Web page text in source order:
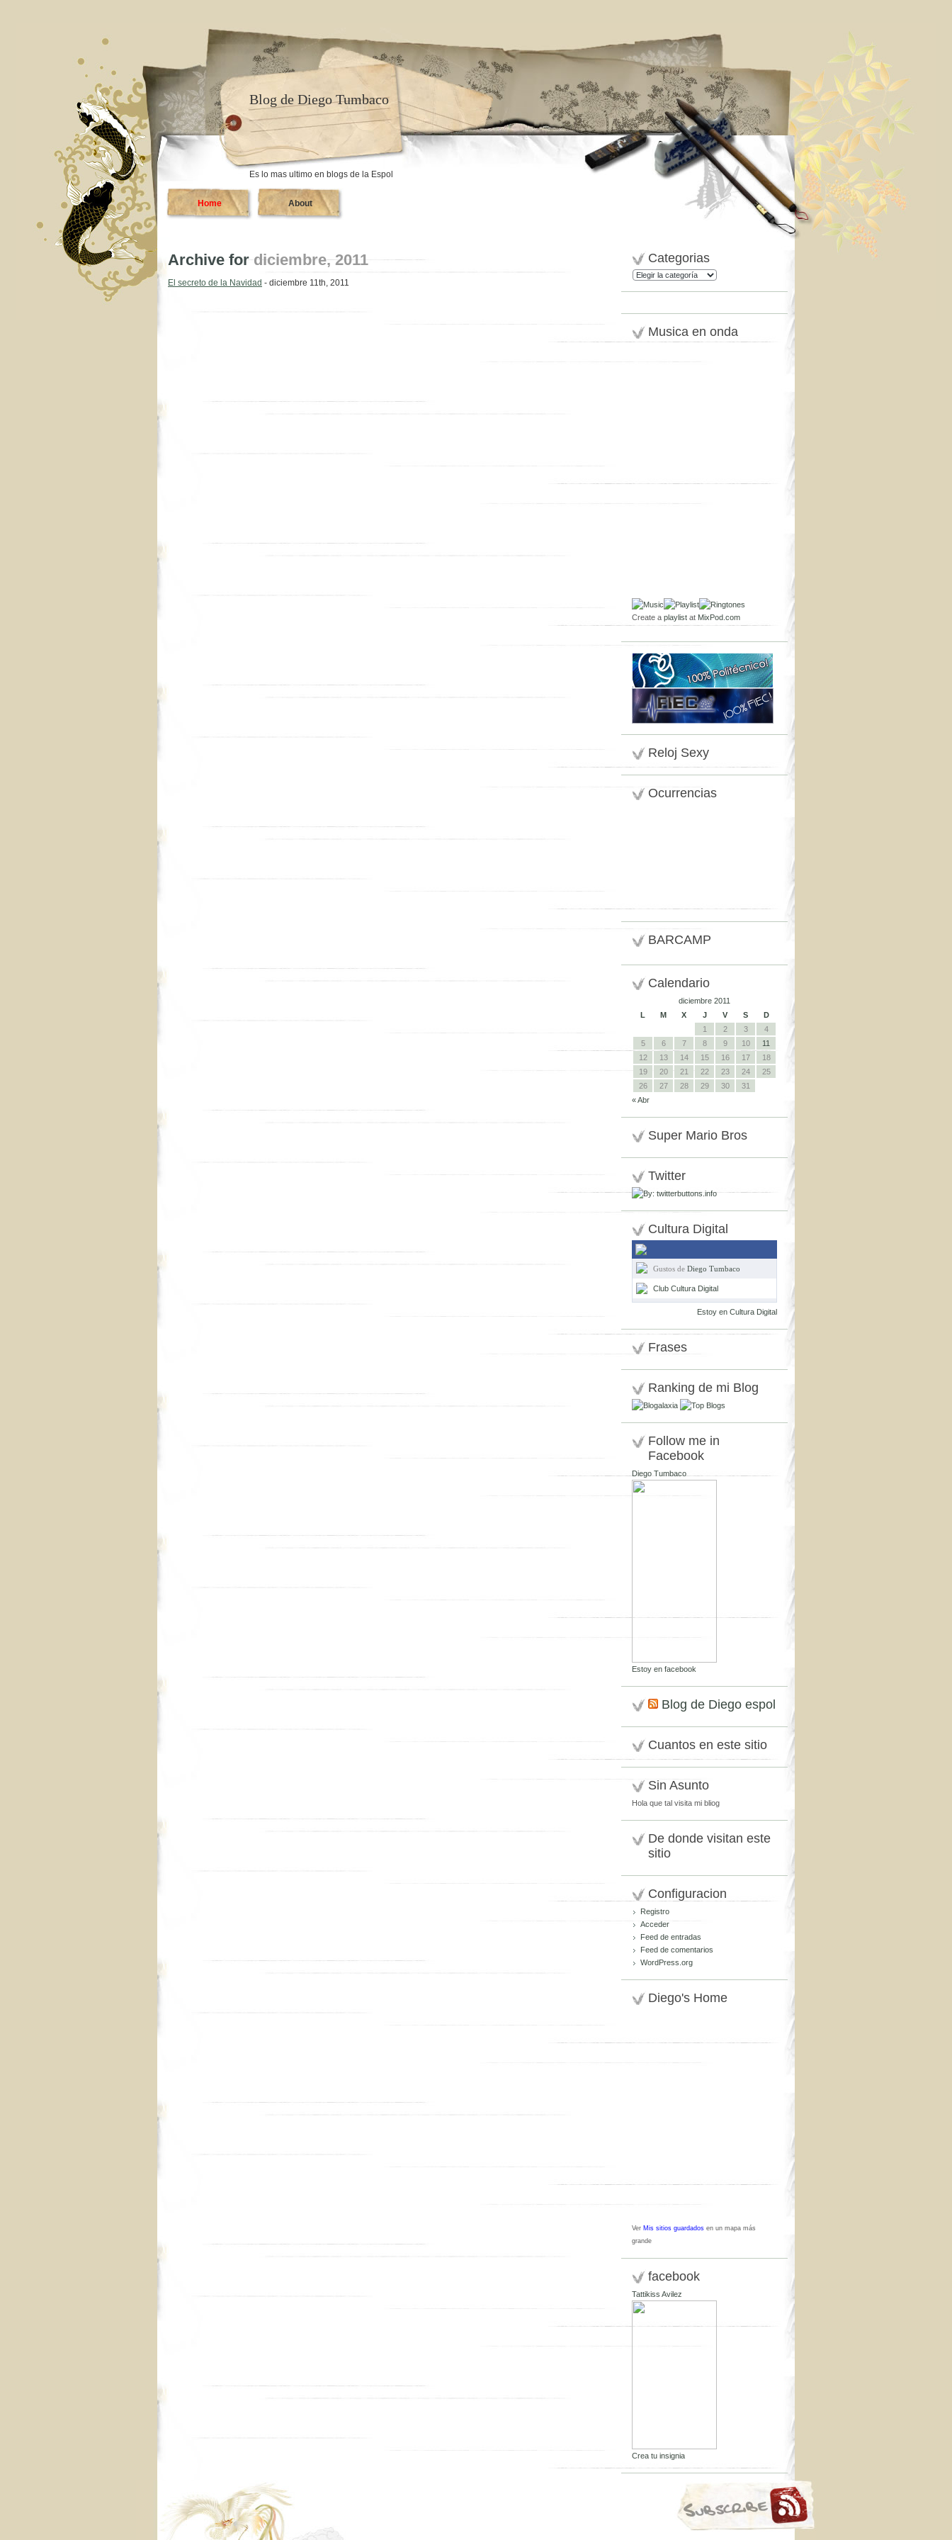
Blog de Diego Tumbaco
Es lo mas ultimo en blogs de la Espol
Home About
Archive for diciembre, 2011
El secreto de la Navidad - diciembre 11th, 2011
Categorias
Categorias
Musica en onda
Create a playlist at MixPod.com
Reloj Sexy
Ocurrencias
BARCAMP
Calendario
diciembre 2011
L
M X J V S
D
1
2 3
4
5
6 7 8 9 10
11
12
13 14 15 16 17
18
19
20 21 22 23 24
25
26
27 28 29 30
31
« Abr
Super Mario Bros
Twitter
Cultura Digital
Gustos de Diego Tumbaco
Club Cultura Digital
Estoy en Cultura Digital
Frases
Ranking de mi Blog
Follow me in
Facebook
Diego Tumbaco
Estoy en facebook
Blog de Diego espol
Cuantos en este sitio
Sin Asunto
Hola que tal visita mi bliog
De donde visitan este
sitio
Configuracion
Registro
Acceder
Feed de entradas
Feed de comentarios
WordPress.org
Diego's Home
Ver Mis sitios guardados en un mapa más
grande
facebook
Tattikiss Avilez
Crea tu insignia